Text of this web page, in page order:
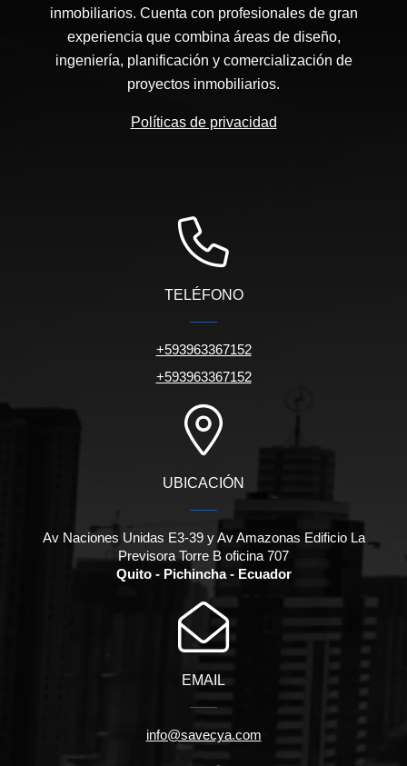
inmobiliarios. Cuenta con profesionales de gran
experiencia que combina áreas de diseño,
ingeniería, planificación y comercialización de
proyectos inmobiliarios.
Políticas de privacidad
TELÉFONO
+593963367152
+593963367152
UBICACIÓN
Av Naciones Unidas E3-39 y Av Amazonas Edificio La
Previsora Torre B oficina 707
Quito - Pichincha - Ecuador
EMAIL
info@savecya.com